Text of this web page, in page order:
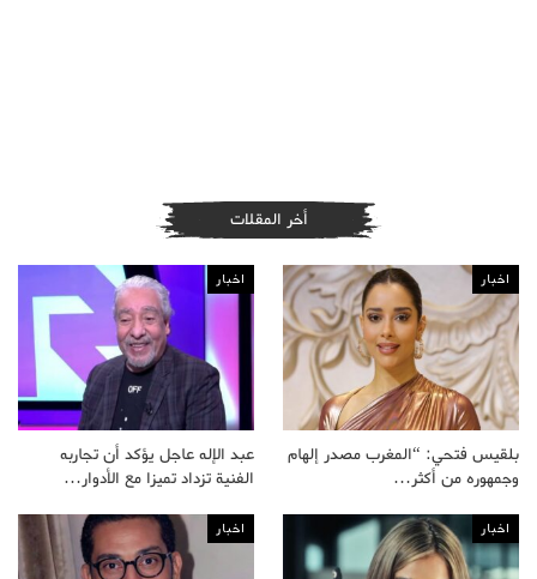
أخر المقلات
اخبار
بلقيس فتحي: “المغرب مصدر إلهام
وجمهوره من أكثر…
اخبار
عبد الإله عاجل يؤكد أن تجاربه
الفنية تزداد تميزا مع الأدوار…
اخبار اخبار